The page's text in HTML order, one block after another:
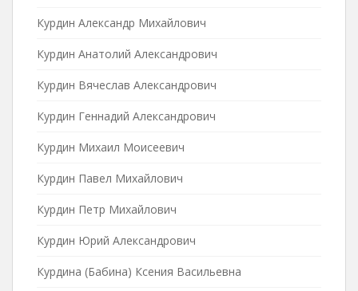
Курдин Александр Михайлович
Курдин Анатолий Александрович
Курдин Вячеслав Александрович
Курдин Геннадий Александрович
Курдин Михаил Моисеевич
Курдин Павел Михайлович
Курдин Петр Михайлович
Курдин Юрий Александрович
Курдина (Бабина) Ксения Васильевна